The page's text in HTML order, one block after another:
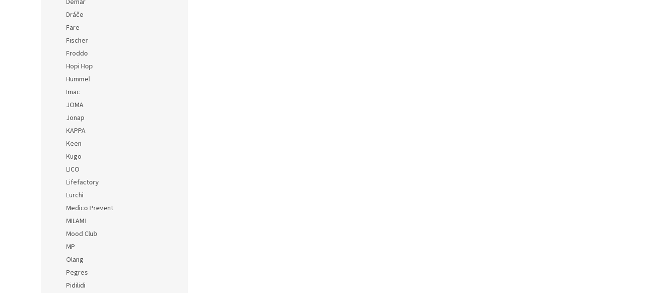
Demar
Dráče
Fare
Fischer
Froddo
Hopi Hop
Hummel
Imac
JOMA
Jonap
KAPPA
Keen
Kugo
LICO
Lifefactory
Lurchi
Medico Prevent
MILAMI
Mood Club
MP
Olang
Pegres
Pidilidi